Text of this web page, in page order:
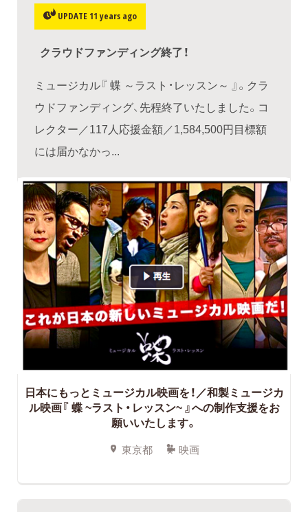
UPDATE 11 years ago
クラウドファンディング終了！
ミュージカル『 蝶 ～ラスト・レッスン～ 』。クラ
ウドファンディング、先程終了いたしました。コ
レクター／117人応援金額／1,584,500円目標額
には届かなかっ...
日本にもっとミュージカル映画を！／和製ミュージカ
ル映画『 蝶 ~ラスト・レッスン~ 』への制作支援をお
願いいたします。
東京都 映画